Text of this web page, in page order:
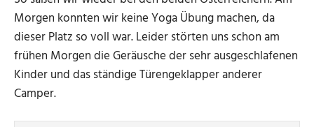
Morgen konnten wir keine Yoga Übung machen, da
dieser Platz so voll war. Leider störten uns schon am
frühen Morgen die Geräusche der sehr ausgeschlafenen
Kinder und das ständige Türengeklapper anderer
Camper.